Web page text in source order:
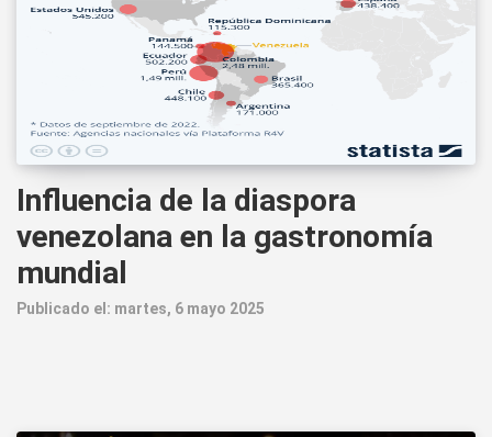
Influencia de la diaspora
venezolana en la gastronomía
mundial
Publicado el: martes, 6 mayo 2025